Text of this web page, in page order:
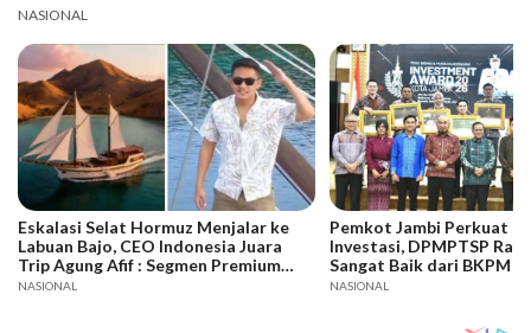
NASIONAL
Eskalasi Selat Hormuz Menjalar ke
Labuan Bajo, CEO Indonesia Juara
Trip Agung Afif : Segmen Premium
Bertahan, Adaptasi Jadi Kunci
NASIONAL
Pemkot Jambi Perkuat
Investasi, DPMPTSP
Sangat Baik dari BKPM
NASIONAL